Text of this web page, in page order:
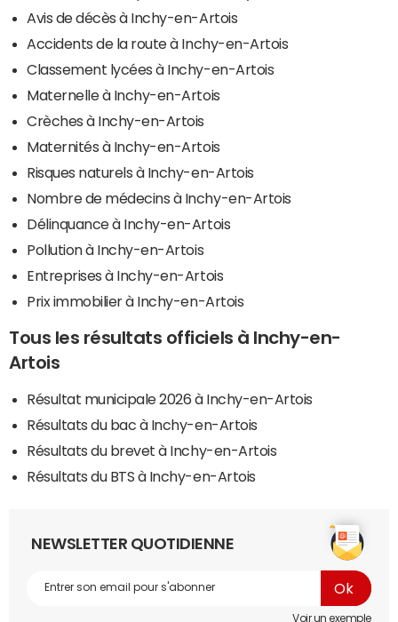
Avis de décès à Inchy-en-Artois
Accidents de la route à Inchy-en-Artois
Classement lycées à Inchy-en-Artois
Maternelle à Inchy-en-Artois
Crèches à Inchy-en-Artois
Maternités à Inchy-en-Artois
Risques naturels à Inchy-en-Artois
Nombre de médecins à Inchy-en-Artois
Délinquance à Inchy-en-Artois
Pollution à Inchy-en-Artois
Entreprises à Inchy-en-Artois
Prix immobilier à Inchy-en-Artois
Tous les résultats officiels à Inchy-en-
Artois
Résultat municipale 2026 à Inchy-en-Artois
Résultats du bac à Inchy-en-Artois
Résultats du brevet à Inchy-en-Artois
Résultats du BTS à Inchy-en-Artois
NEWSLETTER QUOTIDIENNE
Voir un exemple